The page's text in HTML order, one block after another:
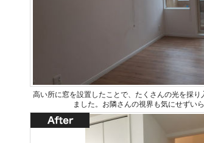
高い所に窓を設置したことで、たくさんの光を採り
ました。お隣さんの視界も気にせずいら